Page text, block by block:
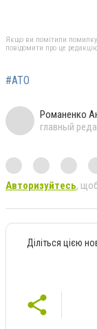
Якщо ви помітили помилку,
повідомити про це
#АТО
Романенко
главный
Авторизуйтесь,
Діліться цією